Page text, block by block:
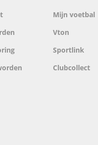
Mijn voetbal
Vton
Sportlink
Clubcollect